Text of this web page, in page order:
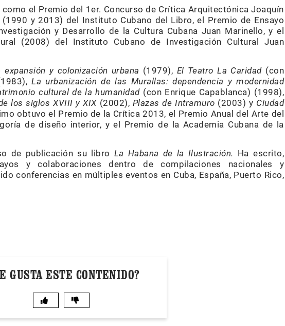
el Premio del 1er. Concurso de Crítica Arquitectónica Joaquín
y 2013) del Instituto Cubano del Libro, el Premio de Ensayo
y Desarrollo de la Cultura Cubana Juan Marinello, y el
(2008) del Instituto Cubano de Investigación Cultural Juan
expansión y colonización urbana (1979), El Teatro La Caridad(con
La urbanización de las Murallas: dependencia y modernidad
cultural de la humanidad(con Enrique Capablanca) (1998),
los siglos XVIII y XIX(2002), Plazas de Intramuro (2003) y Ciudad
obtuvo el Premio de la Crítica 2013, el Premio Anual del Arte del
de diseño interior, y el Premio de la Academia Cubana de la
de publicación su libro La Habana de la Ilustración. Ha escrito,
y colaboraciones dentro de compilaciones nacionales y
conferencias en múltiples eventos en Cuba, España, Puerto Rico,
GUSTA ESTE CONTENIDO?